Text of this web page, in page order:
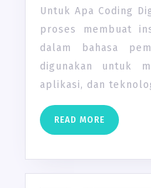
Untuk Apa Coding
proses membuat
dalam bahasa
digunakan untuk
aplikasi, dan
READ MORE READ
MORE